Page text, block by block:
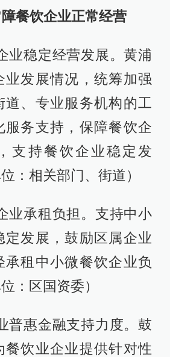
餐饮企业正常经营
业稳定经营发展。黄浦
业发展情况，统筹加强
道、专业服务机构的工
服务支持，保障餐饮企
支持餐饮企业稳定发
：相关部门、街道）
业承租负担。支持中小
定发展，鼓励区属企业
承租中小微餐饮企业负
：区国资委）
普惠金融支持力度。鼓
餐饮业企业提供针对性